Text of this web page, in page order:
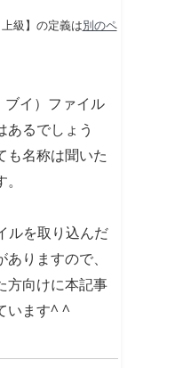
級】の定義は別のペ
ブイ）ファイル
あるでしょう
も名称は聞いた
ルを取り込んだ
りますので、
方向けに本記事
います^ ^